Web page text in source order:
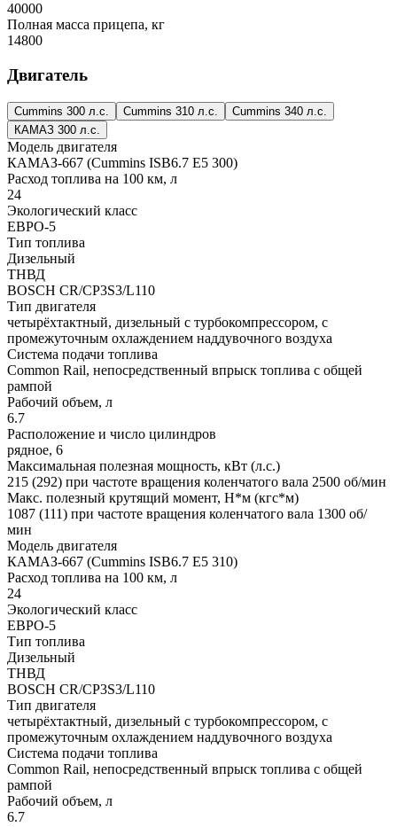
40000
Полная масса прицепа, кг
14800
Двигатель
Cummins 300 л.с. Cummins 310 л.с.
Cummins 340 л.с.
КАМАЗ 300 л.с.
Модель двигателя
КАМАЗ-667 (Cummins ISB6.7 E5 300)
Расход топлива на 100 км, л
24
Экологический класс
ЕВРО-5
Тип топлива
Дизельный
ТНВД
BOSCH CR/CP3S3/L110
Тип двигателя
четырёхтактный, дизельный с турбокомпрессором, с
промежуточным охлаждением наддувочного воздуха
Система подачи топлива
Common Rail, непосредственный впрыск топлива с общей
рампой
Рабочий объем, л
6.7
Расположение и число цилиндров
рядное, 6
Максимальная полезная мощность, кВт (л.с.)
215 (292) при частоте вращения коленчатого вала 2500 об/мин
Макс. полезный крутящий момент, Н*м (кгс*м)
1087 (111) при частоте вращения коленчатого вала 1300 об/
мин
Модель двигателя
КАМАЗ-667 (Cummins ISB6.7 E5 310)
Расход топлива на 100 км, л
24
Экологический класс
ЕВРО-5
Тип топлива
Дизельный
ТНВД
BOSCH CR/CP3S3/L110
Тип двигателя
четырёхтактный, дизельный с турбокомпрессором, с
промежуточным охлаждением наддувочного воздуха
Система подачи топлива
Common Rail, непосредственный впрыск топлива с общей
рампой
Рабочий объем, л
6.7